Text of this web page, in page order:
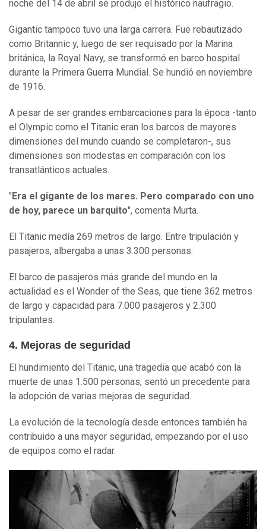
noche del 14 de abril se produjo el histórico naufragio.
Gigantic tampoco tuvo una larga carrera. Fue rebautizado
como Britannic y, luego de ser requisado por la Marina
británica, la Royal Navy, se transformó en barco hospital
durante la Primera Guerra Mundial. Se hundió en noviembre
de 1916.
A pesar de ser grandes embarcaciones para la época -tanto
el Olympic como el Titanic eran los barcos de mayores
dimensiones del mundo cuando se completaron-, sus
dimensiones son modestas en comparación con los
transatlánticos actuales.
" Era el gigante de los mares. Pero comparado con uno
de hoy, parece un barquito", comenta Murta.
El Titanic medía 269 metros de largo. Entre tripulación y
pasajeros, albergaba a unas 3.300 personas.
El barco de pasajeros más grande del mundo en la
actualidad es el Wonder of the Seas, que tiene 362 metros
de largo y capacidad para 7.000 pasajeros y 2.300
tripulantes.
4. Mejoras de seguridad
El hundimiento del Titanic, una tragedia que acabó con la
muerte de unas 1.500 personas, sentó un precedente para
la adopción de varias mejoras de seguridad.
La evolución de la tecnología desde entonces también ha
contribuido a una mayor seguridad, empezando por el uso
de equipos como el radar.